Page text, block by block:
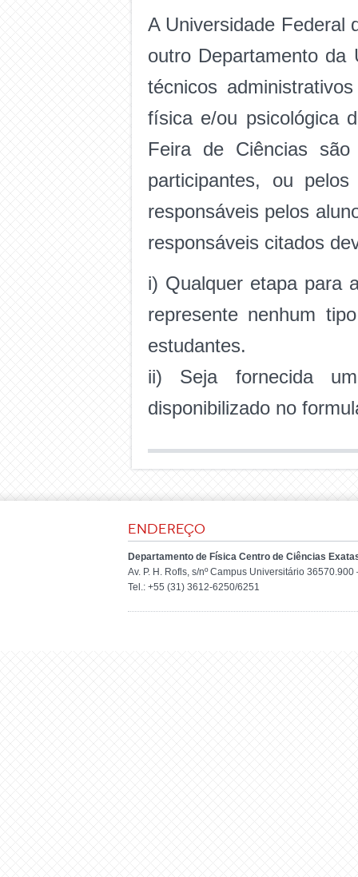
A Universidade Federal
outro Departamento da
técnicos
física e/ou psicológica
Feira de Ciências são
participantes, ou
responsáveis pelos
responsáveis citados
i) Qualquer etapa para
represente nenhum
estudantes.
ii) Seja fornecida
disponibilizado no
Endereço
Departamento de Física Centro de Ciências
Av. P. H. Rofls, s/nº Campus Universitário
Tel.: +55 (31) 3612-6250/6251